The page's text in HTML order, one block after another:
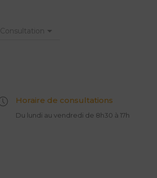
Consultation
Horaire de consultations
Du lundi au vendredi de 8h30 à 17h